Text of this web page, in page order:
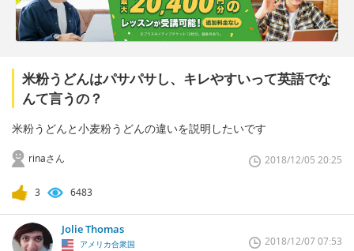
米粉うどんはパサパサし、キレやすいって英語でな
んて言うの？
米粉うどんと小麦粉うどんの違いを説明したいです
rinaさん 2018/12/05 20:25
3 6483
Jolie Thomas
アメリカ合衆国 2018/12/07 07:53